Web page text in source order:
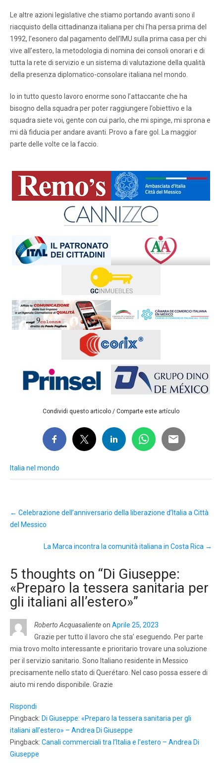
Le altre azioni legislative che stiamo portando avanti sono il
riacquisto della cittadinanza italiana per chi l’ha persa prima del
1992, l’esonero dal pagamento dell’IMU sulla prima casa per chi
vive all’estero, la metodologia di nomina dei consoli onorari e di
tutta la rete di servizio e un sistema di valutazione della qualità
della presenza diplomatico-consolare italiana nel mondo.
Io in tutto questo lavoro enorme sono l’attaccante che ha
bisogno della squadra per poter raggiungere l’obiettivo e la
squadra siete voi, gente con cui parlo, che mi spinge, mi sprona e
mi dà fiducia per andare avanti. Provo a fare gol. La maggior
parte delle volte ce la faccio.
Condividi questo articolo / Comparte este artículo
Italia nel mondo
navigation
← Celebrazione dell’anniversario della liberazione d’Italia a Città
del Messico
La Marca incontra la comunità italiana in Costa Rica →
5 thoughts on “Di Giuseppe:
«Preparo la tessera sanitaria per
gli italiani all’estero»”
Roberto Acquasalienteon Aprile 25, 2023
Grazie per tutto il lavoro che sta’ eseguendo. Per parte
mia trovo molto interessante e prioritario trovare una soluzione
per il servizio sanitario. Sono Italiano residente in Messico
precisamente nello stato di Querétaro. Nel caso possa essere di
aiuto mi rendo disponibile. Grazie
Rispondi
Pingback: Di Giuseppe: «Preparo la tessera sanitaria per gli
italiani all’estero» – Andrea Di Giuseppe
Pingback: Canali commerciali tra l’Italia e l’estero – Andrea Di
Giuseppe